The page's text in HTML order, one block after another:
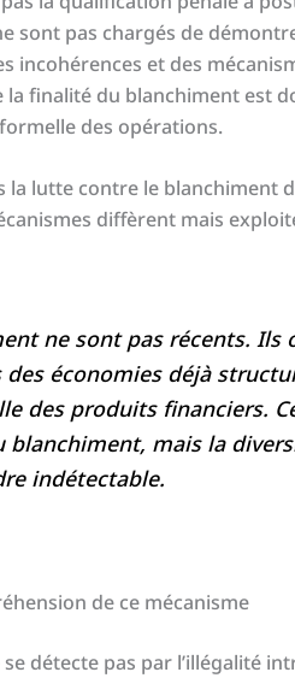
sont pas chargés de
incohérences et des
finalité du blanchiment est
des opérations.
la lutte contre le blanchiment
diffèrent mais
ne sont pas récents. Ils
économies déjà
des produits financiers.
blanchiment, mais la
indétectable.
de ce mécanisme
détecte pas par l’illégalité